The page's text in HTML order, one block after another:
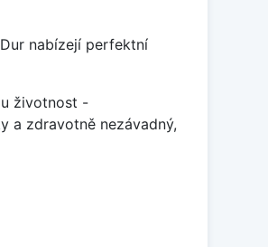
nabízejí perfektní
životnost -
a zdravotně nezávadný,